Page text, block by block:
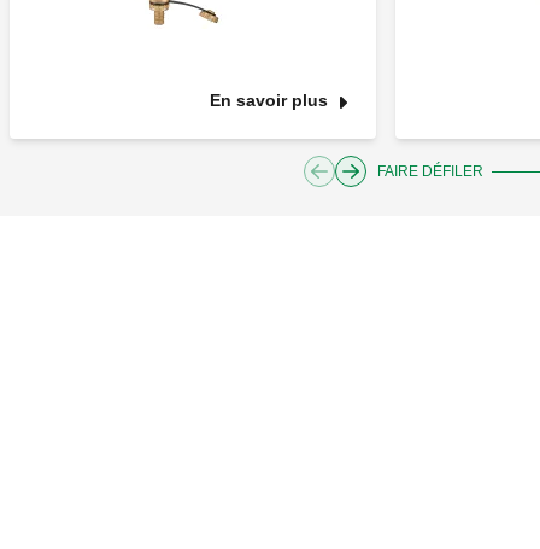
En savoir plus
FAIRE DÉFILER